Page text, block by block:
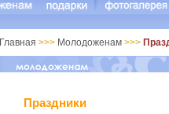
Главная >>> Молодоженам >>>
Праздники